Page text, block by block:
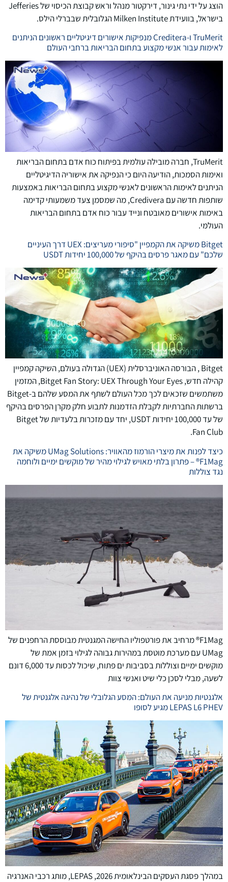
הוצג על ידי נתי גינור, דירקטור מנהל וראש קבוצת הכיסוי של Jefferies
בישראל, בוועידת Milken Institute הגלובלית שבברלי הילס.
TruMerit ו-Creditera מנפיקות אישורים דיגיטליים ראשונים הניתנים
לאימות עבור אנשי מקצוע בתחום הבריאות ברחבי העולם
TruMerit, חברה מובילה עולמית בפיתוח כוח אדם בתחום הבריאות
ואימות הסמכות, הודיעה היום כי הנפיקה את אישוריה הדיגיטליים
הניתנים לאימות הראשונים לאנשי מקצוע בתחום הבריאות באמצעות
שותפות חדשה עם Credivera, מה שמסמן צעד משמעותי קדימה
באימות אישורים מאובטח ונייד עבור כוח אדם בתחום הבריאות
העולמי.
Bitget משיקה את הקמפיין "סיפורי מעריצים: UEX דרך העיניים
שלכם" עם מאגר פרסים בהיקף של 100,000 יחידות USDT
Bitget , הבורסה האוניברסלית (UEX) הגדולה בעולם, השיקה קמפיין
קהילה חדש, Bitget Fan Story: UEX Through Your Eyes, המזמין
משתמשים שזכאים לכך מכל העולם לשתף את המסע שלהם ב-Bitget
ברשתות החברתיות לקבלת הזדמנות לתבוע חלק מקרן הפרסים בהיקף
של עד 100,000 יחידות USDT, יחד עם מזכרות בלעדיות של Bitget
Fan Club.
כיצד לפנות את מיצרי הורמוז מהאוויר: UMag Solutions משיקה את
F1Mag® – פתרון בלתי מאויש לגילוי מהיר של מוקשים ימיים ולוחמה
נגד צוללות
F1Mag® מרחיב את פורטפוליו החישה המגנטית מבוססת הרחפנים של
UMag עם מערכת מוטסת במהירות גבוהה לגילוי בזמן אמת של
מוקשים ימיים וצוללות בסביבות ים פתוח, שיכול לכסות עד 6,000 דונם
לשעה, מבלי לסכן כלי שיט ואנשי צוות
אלגנטיות מניעה את העולם: המסע הגלובלי של נהיגה אלגנטית של
LEPAS L6 PHEV מגיע לסופו
במהלך פסגת העסקים הבינלאומית 2026, LEPAS, מותג רכבי האנרגיה